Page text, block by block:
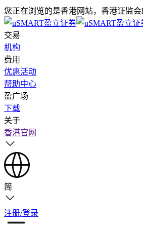
您正在浏览的是香港网站，香港证监
交易
机构
费用
优惠活动
帮助中心
盈广场
下载
关于
香港官网
简
注册/登录